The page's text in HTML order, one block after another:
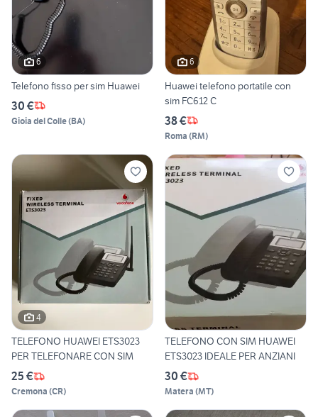
6
Telefono fisso per sim Huawei
30 €
Gioia del Colle(BA)
6
Huawei telefono portatile con
sim FC612 C
38 €
Roma (RM)
4
TELEFONO HUAWEI ETS3023
PER TELEFONARE CON SIM
25 €
Cremona (CR)
TELEFONO CON SIM HUAWEI
ETS3023 IDEALE PER ANZIANI
30 €
Matera (MT)